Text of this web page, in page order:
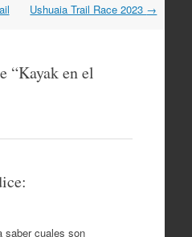
Ushuaia Trail Race 2023 →
“Kayak en el
saber cuales son